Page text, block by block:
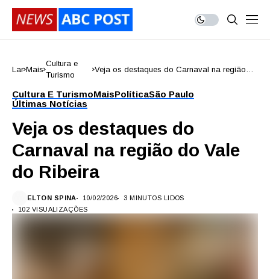
Lar Mais
Cultura e
Turismo
Veja os destaques do Carnaval na região
Cultura E TurismoMaisPolíticaSão Paulo
Últimas Notícias
Veja os destaques do
Carnaval na região do Vale
do Ribeira
ELTON SPINA 10/02/2026
3 MINUTOS LIDOS
102 VISUALIZAÇÕES